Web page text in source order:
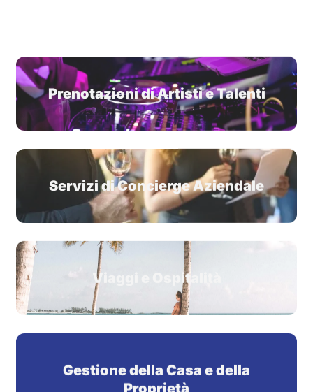
Servizi di Concierge Aziendale
Viaggi e Ospitalità
Gestione della Casa e della